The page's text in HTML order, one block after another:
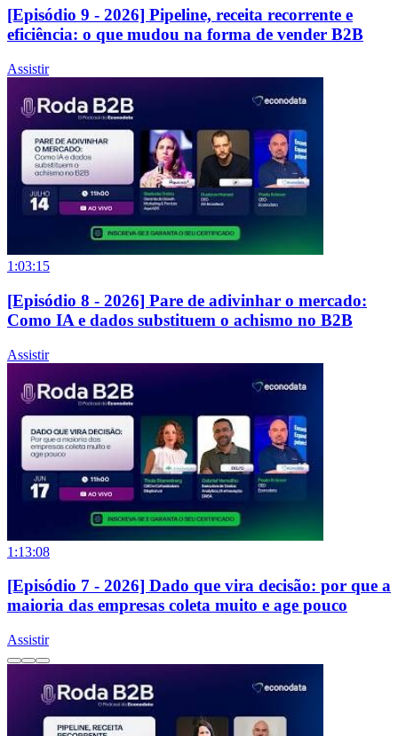
[Episódio 9 - 2026] Pipeline, receita recorrente e
eficiência: o que mudou na forma de vender B2B
Assistir
1:03:15
[Episódio 8 - 2026] Pare de adivinhar o mercado:
Como IA e dados substituem o achismo no B2B
Assistir
1:13:08
[Episódio 7 - 2026] Dado que vira decisão: por que a
maioria das empresas coleta muito e age pouco
Assistir